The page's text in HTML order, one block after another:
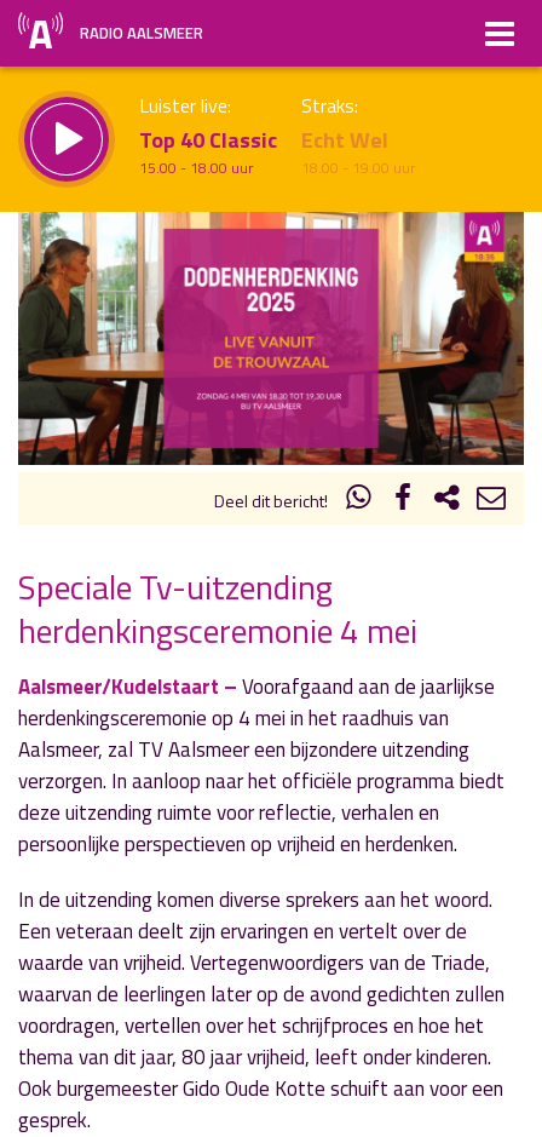
RADIO AALSMEER
Luister live:
Top 40 Classic
15.00 - 18.00 uur
Straks:
Echt Wel
18.00 - 19.00 uur
Vorig uur uur 1 van x Volgend uur
Inklappen
Deel dit bericht!
« Vorig nieuwsbericht
Koningsdag 26 april 2025 in de regio
22 april 2025
» Volgend nieuwsbericht
Lintjesregen in Aalsmeer en Kudelstaart:
twaalf inwoners in het zonnetje gezet
26 april 2025
Speciale Tv-uitzending
herdenkingsceremonie 4 mei
Aalsmeer/Kudelstaart –Voorafgaand aan de jaarlijkse
herdenkingsceremonie op 4 mei in het raadhuis van
Aalsmeer, zal TV Aalsmeer een bijzondere uitzending
verzorgen. In aanloop naar het officiële programma biedt
deze uitzending ruimte voor reflectie, verhalen en
persoonlijke perspectieven op vrijheid en herdenken.
In de uitzending komen diverse sprekers aan het woord.
Een veteraan deelt zijn ervaringen en vertelt over de
waarde van vrijheid. Vertegenwoordigers van de Triade,
waarvan de leerlingen later op de avond gedichten zullen
voordragen, vertellen over het schrijfproces en hoe het
thema van dit jaar, 80 jaar vrijheid, leeft onder kinderen.
Ook burgemeester Gido Oude Kotte schuift aan voor een
gesprek.